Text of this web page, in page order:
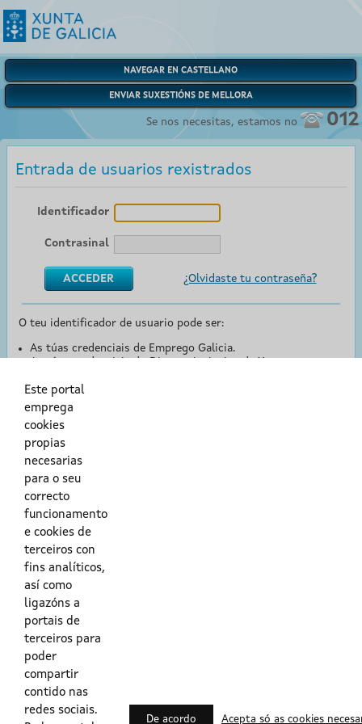
NAVEGAR EN CASTELLANO
ENVIAR SUXESTIÓNS DE MELLORA
Se nos necesitas, estamos no 012
Entrada de usuarios rexistrados
Identificador
Contrasinal
¿Olvidaste tu contraseña?
O teu identificador de usuario pode ser:
As túas credenciais de Emprego Galicia.
O teu DNI ou o teu NIE.
Este portal
emprega
cookies
propias
necesarias
para o seu
correcto
funcionamento
e cookies de
terceiros con
fins analíticos,
así como
ligazóns a
portais de
terceiros para
poder
compartir
contido nas
redes sociais.
De acordo Acepta só as cookies